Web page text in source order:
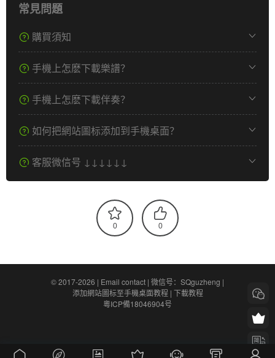
常見問題
購買須知
手機上怎麽下載樂譜？
手機上怎麽下載伴奏？
如何把網站圖标添加到手機桌面？
客服微信号 ↓↓↓↓↓↓
0 0
© 2017-2026 | Email contact | 微信号：SQguzheng |
添加網站圖标至手機桌面教程| 下載教程
粵ICP備18046904号